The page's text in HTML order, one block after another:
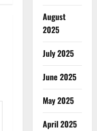
August
2025
July 2025
June 2025
May 2025
April 2025